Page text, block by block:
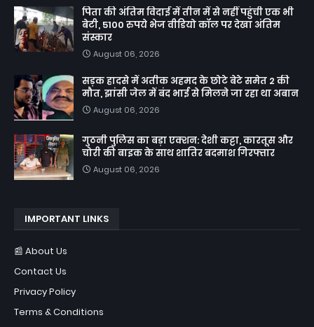
पिता की अंतिम विदाई में तीन में से नहीं पहुंची एक भी
बेटी, 5100 रुपये भेज वीडियो कॉल पर देखा अंतिम
संस्कार
August 06, 2026
सड़क हादसे में अतीक अहमद के छोटे बेटे समेत 2 की
मौत, झांसी जेल में बंद भाई से मिलने जा रहा था अबान
August 06, 2026
गुठनी पुलिस का बड़ा एक्शन: देशी कट्टा, कारतूस और
चोरी की बाइक के साथ शातिर बदमाश गिरफ्तार
August 06, 2026
IMPORTANT LINKS
📰 About Us
Contact Us
Privacy Policy
Terms & Conditions